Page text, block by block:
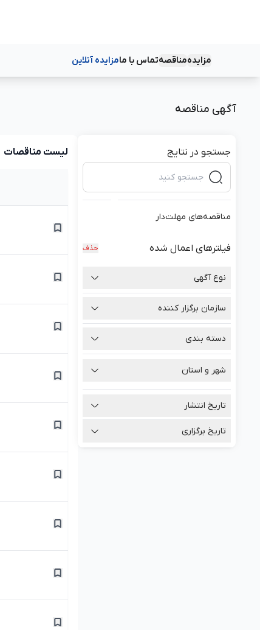
مزایدهمناقصهتماس با مامزایده آنلاین
آگهی مناقصه
جستجو در نتایج
مناقصه‌های مهلت‌دار
فیلترهای اعمال شده حذف
نوع آگهی
سازمان برگزار کننده
دسته بندی
شهر و استان
تاریخ انتشار
تاریخ برگزاری
لیست مناقصات